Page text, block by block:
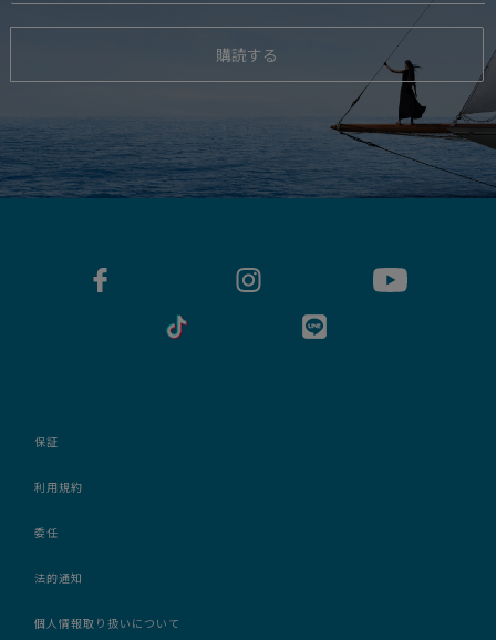
購読する
保証
利用規約
委任
法的通知
個人情報取り扱いについて